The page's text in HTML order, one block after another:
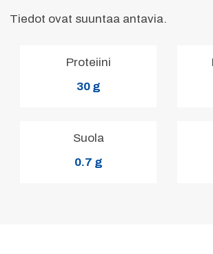
Tiedot ovat suuntaa antavia.
Proteiini
30 g
Suola
0.7 g